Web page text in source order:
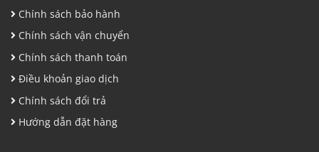
Chính sách bảo hành
Chính sách vận chuyển
Chính sách thanh toán
Điều khoản giao dịch
Chính sách đổi trả
Hướng dẫn đặt hàng